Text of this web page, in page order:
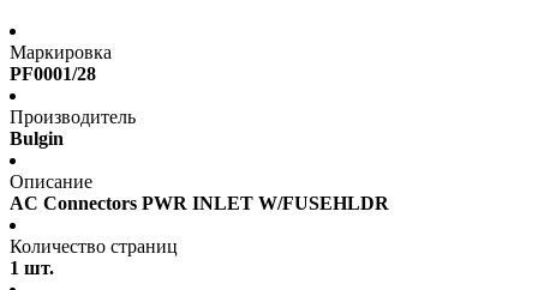
Маркировка
PF0001/28
Производитель
Bulgin
Описание
AC Connectors PWR INLET W/FUSEHLDR
Количество страниц
1 шт.